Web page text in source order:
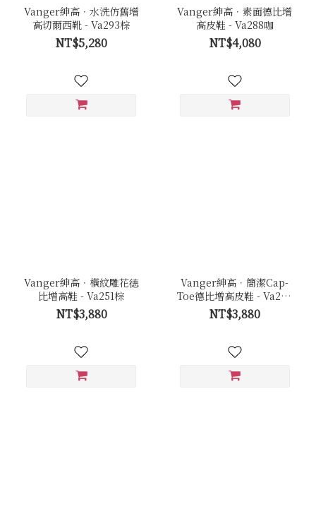
Vanger紳高．水洗仿舊增
高切爾西靴 - Va293棕
NT$5,280
Vanger紳高．素面德比增
高皮鞋 - Va288咖
NT$4,080
Vanger紳高．橫紋雕花徳
比增高鞋 - Va251棕
NT$3,880
Vanger紳高．簡潔Cap-
Toe德比增高皮鞋 - Va254
咖
NT$3,880